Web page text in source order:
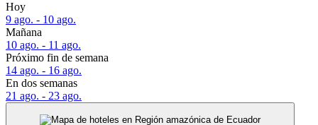
Hoy
9 ago. - 10 ago.
Mañana
10 ago. - 11 ago.
Próximo fin de semana
14 ago. - 16 ago.
En dos semanas
21 ago. - 23 ago.